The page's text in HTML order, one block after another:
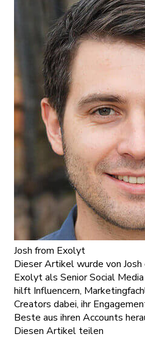
Josh from Exolyt
Dieser Artikel wurde von Josh
Exolyt als Senior Social
hilft Influencern,
Creators dabei, ihr
Beste aus ihren Accounts
Diesen Artikel teilen